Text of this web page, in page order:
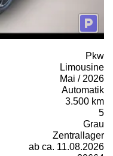
Pkw
Limousine
Mai / 2026
Automatik
3.500 km
5
Grau
Zentrallager
ab ca. 11.08.2026